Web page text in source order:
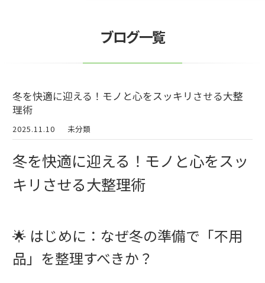
ブログ一覧
冬を快適に迎える！モノと心をスッキリさせる大整
理術
2025.11.10 未分類
冬を快適に迎える！モノと心をスッ
キリさせる大整理術
🌟 はじめに：なぜ冬の準備で「不用
品」を整理すべきか？